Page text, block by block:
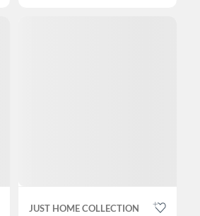
JUST HOME COLLECTION